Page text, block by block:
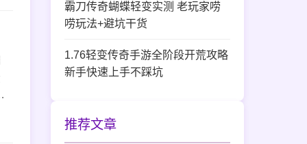
霸刀传奇蝴蝶轻变实测 老玩家唠
唠玩法+避坑干货
1.76轻变传奇手游全阶段开荒攻略
新手快速上手不踩坑
推荐文章